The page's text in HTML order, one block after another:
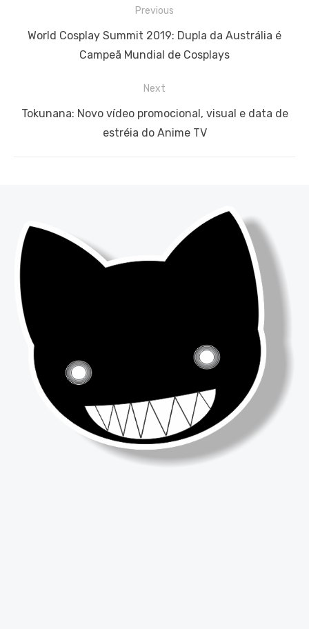
de
Previous
Previous
World Cosplay Summit 2019: Dupla da Austrália é
Campeã Mundial de Cosplays
Next
Next
Tokunana: Novo vídeo promocional, visual e data de
estréia do Anime TV